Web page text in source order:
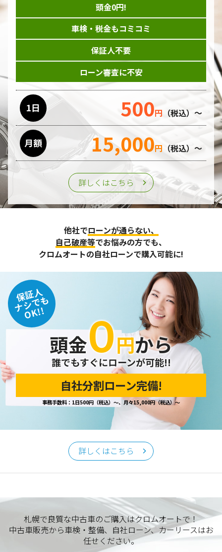
当ホームページはサービスに関するお問い合わせやご質問、
資料のご請求や各サービス等のお申し込みなど、当ホームペ
ージのサービス提供過程で、氏名、連絡先、勤務先等の個人
情報を書面、電子媒体、ウェブ等を介して収集致します。
委託先の管理･監督
利用目的の遂行のために業務を委託する場合、個人情報の取
り扱いに関する委託先の適正な管理・監督をおこないます。
第三者への提供
個人情報は、ご本人の同意を得た場合または法令の定めがあ
る場合を除き、第三者に提供することはいたしません。
失、破壊、改ざん及び漏えいなどに対する予防ならびに是正
に努め、合理的な安全対策を講じます。
また、個人情報保護に関する法令およびその他の規範を遵守
するとともに、この方針に基づく個人情報保護規程や体制を
定め、その内容を継続的に見直し、改善に努めます。
個人情報の訂正･削除・開示
ご本人から、登録されている個人情報について訂正・削除・
開示の請求があった場合は、迅速に対応いたします。
当ホームページが保有する個人情報の取り扱い、および訂
正・削除・開示等に関するお問い合わせ先は、以下の通りで
個人情報保護担当窓口
当社の「個人情報の取扱い」に関するお問い合わせは、下記
クロムオート
〒002-0865 札幌市北区屯田町740
TEL／011-790-7766FAX／011-790-6818
E-mail：info@chromeauto.co.jp
頭金0円!
車検・税金もコミコミ
保証人不要
ローン審査に不安
1日 500円 （税込）～
月額 15,000円 （税込）～
詳しくはこちら
他社でローンが通らない、
自己破産等でお悩みの方でも、
クロムオートの自社ローンで購入可能に!
保証人
ナシでも
OK!!
頭金０円から
誰でもすぐにローンが可能!!
自社分割ローン完備!
事務手数料：1日500円（税込）～、月々15,000円（税込）～
詳しくはこちら
札幌で良質な中古車のご購入はクロムオートで！
中古車販売から車検・整備、自社ローン、カーリースはお
任せください。